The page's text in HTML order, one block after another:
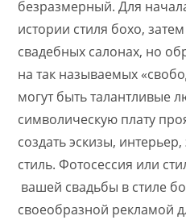
безразмерный. Для
истории стиля бохо,
свадебных салонах, но
на так называемых
могут быть талантливые
символическую плату
создать эскизы,
стиль. Фотосессия или
вашей свадьбы в стиле
своеобразной рекламой